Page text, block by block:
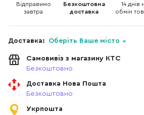
Відправимо
завтра
Безкоштовна
доставка
14 днів
обмін
Доставка: Оберіть Ваше місто
Самовивіз з магазину КТС
Безкоштовно
Доставка Нова Пошта
Безкоштовно
Укрпошта